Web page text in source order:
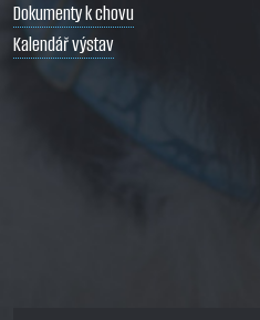
Dokumenty k chovu
Kalendář výstav